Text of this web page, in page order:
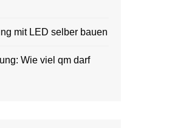
mit LED selber bauen
Wie viel qm darf